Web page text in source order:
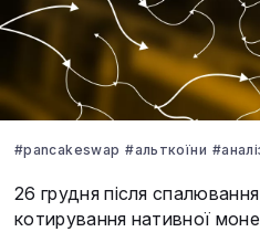
#pancakeswap #альткоїни
26 грудня після
котирування нативної